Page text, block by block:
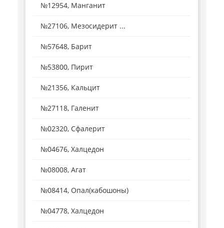
№12954, Манганит
№27106, Мезосидерит ...
№57648, Барит
№53800, Пирит
№21356, Кальцит
№27118, Галенит
№02320, Сфалерит
№04676, Халцедон
№08008, Агат
№08414, Опал(кабошоны)
№04778, Халцедон